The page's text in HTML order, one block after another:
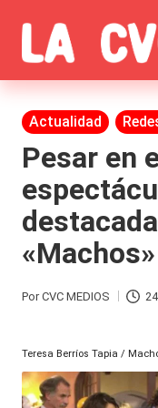
Saltar
al
contenido
C
o
p
u
c
h
a
s
F
ar
Todas
las
noticias
de
la
farándula,
Brava,
Gran
Publicada
en
Actualidad
Pesar en
Publicado
PorCVC MEDIOS
Teresa Berríos Tapia /